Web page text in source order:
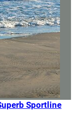
Sportline